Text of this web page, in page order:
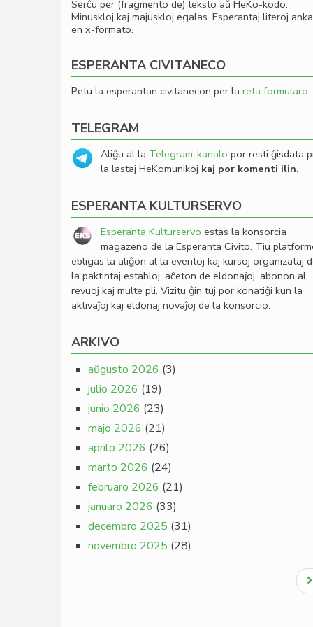
Serĉu per (fragmento de) teksto aŭ HeKo-kodo.
Minuskloj kaj majuskloj egalas. Esperantaj literoj
en x-formato.
ESPERANTA CIVITANECO
Petu la esperantan civitanecon per la reta formularo.
TELEGRAM
Aliĝu al la Telegram-kanalo por resti ĝisdata
la lastaj HeKomunikoj kaj por komenti ilin.
ESPERANTA KULTURSERVO
Esperanta Kulturservo estas la konsorcia
magazeno de la Esperanta Civito. Tiu
ebligas la aliĝon al la eventoj kaj kursoj organizataj
la paktintaj establoj, aĉeton de eldonaĵoj, abonon al
revuoj kaj multe pli. Vizitu ĝin tuj por konatiĝi kun la
aktivaĵoj kaj eldonaj novaĵoj de la konsorcio.
ARKIVO
aŭgusto 2026 (3)
julio 2026 (19)
junio 2026 (23)
majo 2026 (21)
aprilo 2026 (26)
marto 2026 (24)
februaro 2026 (21)
januaro 2026 (33)
decembro 2025 (31)
novembro 2025 (28)